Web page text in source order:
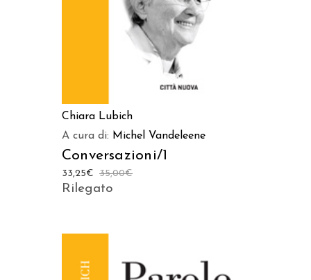
Chiara Lubich
A cura di: Michel Vandeleene
Conversazioni/1
35,00€
33,25€
Rilegato